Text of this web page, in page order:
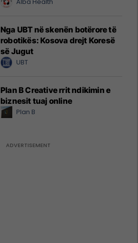
Nga UBT në skenën botërore të
robotikës: Kosova drejt Koresë
së Jugut
UBT
Plan B Creative rrit ndikimin e
biznesit tuaj online
Plan B